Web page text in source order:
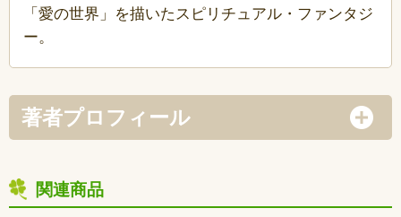
「愛の世界」を描いたスピリチュアル・ファンタジ
ー。
著者プロフィール
関連商品